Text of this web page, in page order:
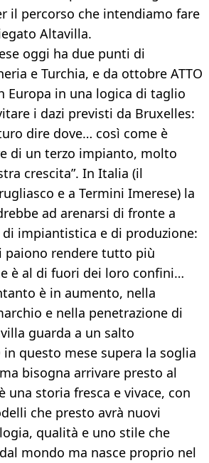
il percorso che intendiamo fare
Altavilla.
oggi ha due punti di
e Turchia, e da ottobre ATTO
Europa in una logica di taglio
i dazi previsti da Bruxelles:
dire dove… così come è
di un terzo impianto, molto
crescita”. In Italia (il
e a Termini Imerese) la
ad arenarsi di fronte a
impiantistica e di produzione:
paiono rendere tutto più
è al di fuori dei loro confini…
è in aumento, nella
e nella penetrazione di
guarda a un salto
in questo mese supera la soglia
bisogna arrivare presto al
una storia fresca e vivace, con
che presto avrà nuovi
qualità e uno stile che
mondo ma nasce proprio nel